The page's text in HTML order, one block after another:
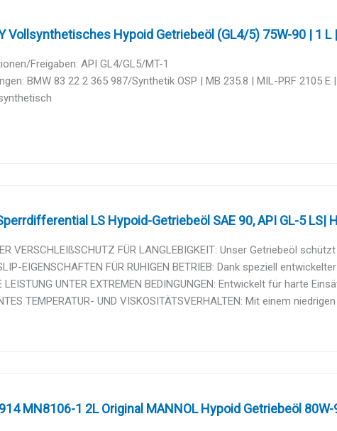
Vollsynthetisches Hypoid Getriebeöl (GL4/5) 75W-90 | 1 L
Freigaben: API GL4/GL5/MT-1
BMW 83 22 2 365 987/Synthetik OSP | MB 235.8 | MIL-PRF 2105 E
LS Hypoid-Getriebeöl SAE 90, API GL-5 LS|
VERSCHLEIßSCHUTZ FÜR LANGLEBIGKEIT: Unser Getriebeöl
EIGENSCHAFTEN FÜR RUHIGEN BETRIEB: Dank speziell
LEISTUNG UNTER EXTREMEN BEDINGUNGEN: Entwickelt für harte
TEMPERATUR- UND VISKOSITÄTSVERHALTEN: Mit einem
MN8106-1 2L Original MANNOL Hypoid Getriebeöl 80W-